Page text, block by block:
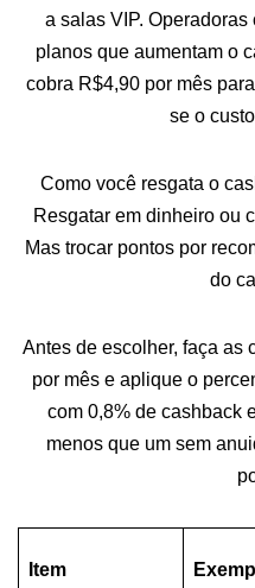
a salas VIP.
planos que aumentam o
cobra R$4,90 por mês
se o
Como você resgata o
Resgatar em dinheiro ou
Mas trocar pontos por
do
Antes de escolher, faça as
por mês e aplique o
com 0,8% de cashback
menos que um sem
Item